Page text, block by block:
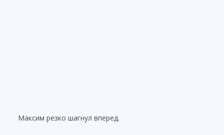
Максим резко шагнул вперед.